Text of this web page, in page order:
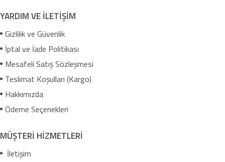
YARDIM VE İLETİŞİM
Gizlilik ve Güvenlik
İptal ve İade Politikası
Mesafeli Satış Sözleşmesi
Teslimat Koşulları (Kargo)
Hakkımızda
Ödeme Seçenekleri
MÜŞTERİ HİZMETLERİ
İletişim